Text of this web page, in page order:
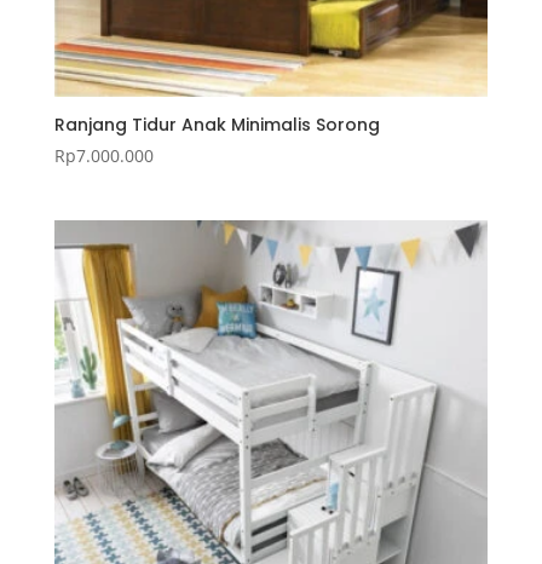
Ranjang Tidur Anak Minimalis Sorong
Rp7.000.000